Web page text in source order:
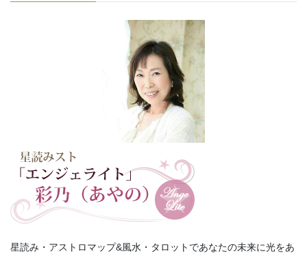
星読み・アストロマップ&風水・タロットであなたの未来に光をあ